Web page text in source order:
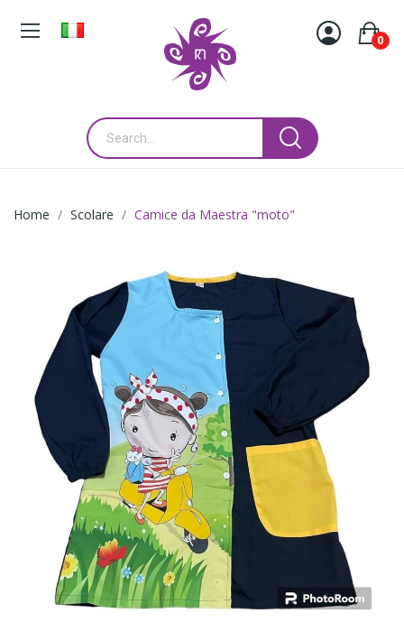
0
Home Scolare Camice da Maestra "moto"